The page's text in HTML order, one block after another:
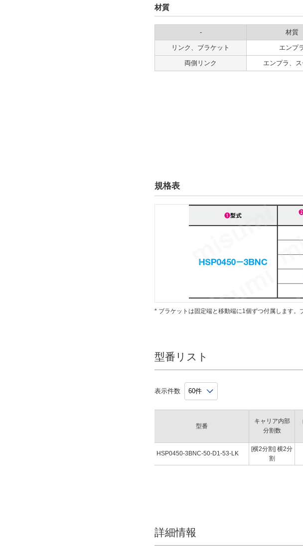
材質
- 材質
リンク、ブラケット
エンプ
両側リンク
エンプラ、
規格表
* ブラケットは固定端と移動端に1個ずつ付属します。
型番リスト
表示件数
型番
HSP0450-3BNC-50-D1-53-LK
キャリア内部
分割数
[横2分割] 横2分
割
詳細情報